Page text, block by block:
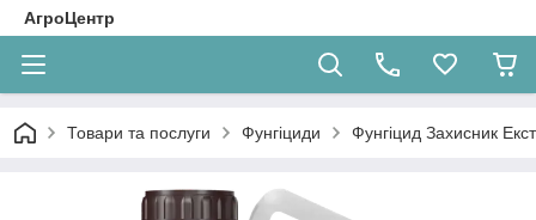
АгроЦентр
Товари та послуги Фунгіциди Фунгіцид Захисник